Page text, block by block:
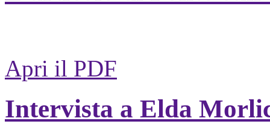
Apri il PDF
Intervista a Elda